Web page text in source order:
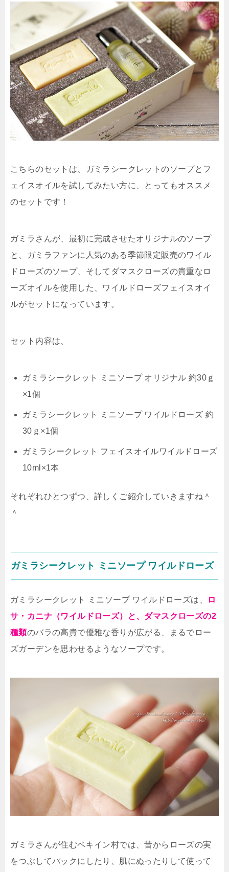
こちらのセットは、ガミラシークレットのソープとフ
ェイスオイルを試してみたい方に、とってもオススメ
のセットです！
ガミラさんが、最初に完成させたオリジナルのソープ
と、ガミラファンに人気のある季節限定販売のワイル
ドローズのソープ、そしてダマスクローズの貴重なロ
ーズオイルを使用した、ワイルドローズフェイスオイ
ルがセットになっています。
セット内容は、
ガミラシークレット ミニソープ オリジナル 約30ｇ
×1個
ガミラシークレット ミニソープ ワイルドローズ 約
30ｇ×1個
ガミラシークレット フェイスオイルワイルドローズ
10ml×1本
それぞれひとつずつ、詳しくご紹介していきますね＾
＾
ガミラシークレット ミニソープ ワイルドローズ
ガミラシークレット ミニソープ ワイルドローズは、
ロ
サ・カニナ（ワイルドローズ）と、ダマスクローズの2
種類のバラの高貴で優雅な香りが広がる、まるでロー
ズガーデンを思わせるようなソープです。
ガミラさんが住むペキイン村では、昔からローズの実
をつぶしてパックにしたり、肌にぬったりして使って